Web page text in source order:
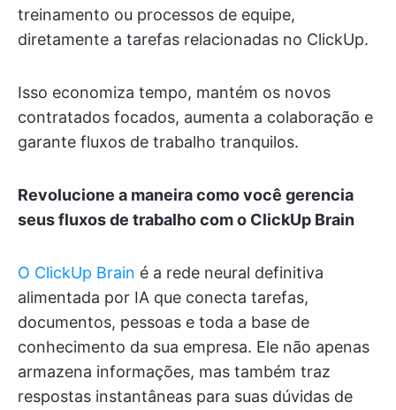
treinamento ou processos de equipe,
diretamente a tarefas relacionadas no ClickUp.
Isso economiza tempo, mantém os novos
contratados focados, aumenta a colaboração e
garante fluxos de trabalho tranquilos.
Revolucione a maneira como você gerencia
seus fluxos de trabalho com o ClickUp Brain
O ClickUp Brain é a rede neural definitiva
alimentada por IA que conecta tarefas,
documentos, pessoas e toda a base de
conhecimento da sua empresa. Ele não apenas
armazena informações, mas também traz
respostas instantâneas para suas dúvidas de